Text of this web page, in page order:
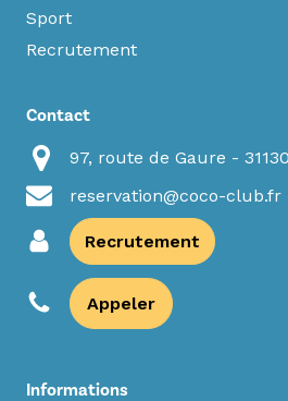
Sport
Recrutement
Contact
97, route de Gaure -
reservation@coco-club.fr
Recrutement
Appeler
Informations